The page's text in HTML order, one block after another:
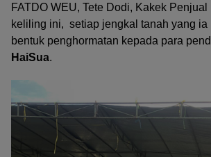
FATDO WEU, Tete Dodi, Kakek Penjual
keliling ini, setiap jengkal tanah yang ia
bentuk penghormatan kepada para
HaiSua.